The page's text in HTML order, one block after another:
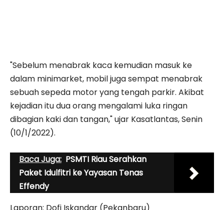
"Sebelum menabrak kaca kemudian masuk ke
dalam minimarket, mobil juga sempat menabrak
sebuah sepeda motor yang tengah parkir. Akibat
kejadian itu dua orang mengalami luka ringan
dibagian kaki dan tangan," ujar Kasatlantas, Senin
(10/1/2022).
Baca Juga: PSMTI Riau Serahkan
Paket Idulfitri ke Yayasan Tenas
Effendy